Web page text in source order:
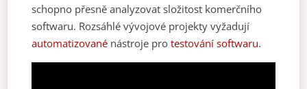
schopno přesně analyzovat složitost komerčního
softwaru. Rozsáhlé vývojové projekty vyžadují
automatizované nástroje protestování softwaru.